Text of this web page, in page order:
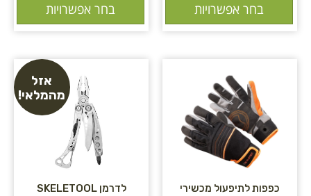
בחר אפשרויות בחר אפשרויות
כפפות לתיפעול מכשירי
אזל
מהמלאי!
לדרמן SKELETOOL